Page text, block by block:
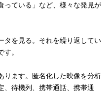
っている」など、様々な発見が
を見る。それを繰り返してい
。
ます。匿名化した映像を分析
、待機列、携帯通話、携帯通